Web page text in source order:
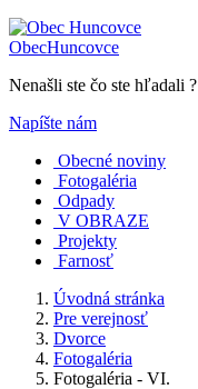
ObecHuncovce
Nenašli ste čo ste hľadali ?
Napíšte nám
Obecné noviny
Fotogaléria
Odpady
V OBRAZE
Projekty
Farnosť
Úvodná stránka
Pre verejnosť
Dvorce
Fotogaléria
Fotogaléria - VI.